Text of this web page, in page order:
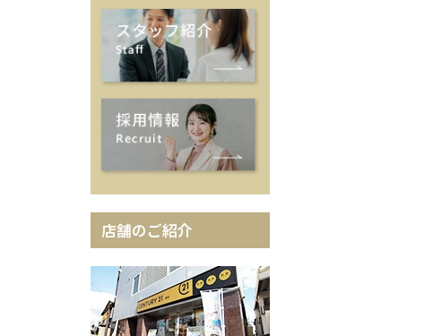
店舗のご紹介